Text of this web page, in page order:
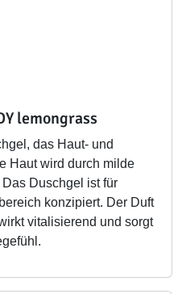
lemongrass
das Haut- und
Haut wird durch milde
Duschgel ist für
konzipiert. Der Duft
vitalisierend und sorgt